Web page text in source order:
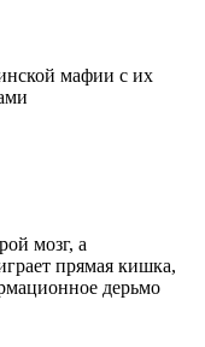
мафии с их
мозг, а
прямая кишка,
дерьмо